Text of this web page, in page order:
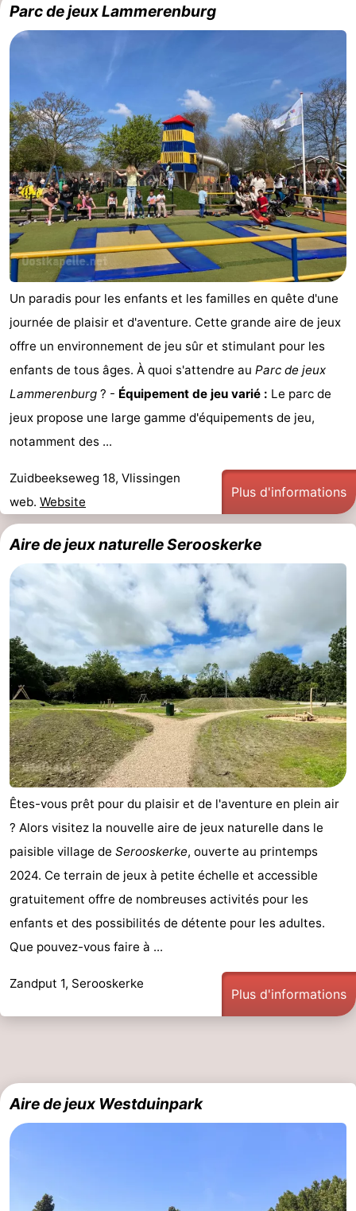
Parc de jeux Lammerenburg
Un paradis pour les enfants et les familles en quête d'une
journée de plaisir et d'aventure. Cette grande aire de jeux
offre un environnement de jeu sûr et stimulant pour les
enfants de tous âges. À quoi s'attendre au Parc de jeux
Lammerenburg ? - Équipement de jeu varié : Le parc de
jeux propose une large gamme d'équipements de jeu,
notamment des ...
Zuidbeekseweg 18, Vlissingen
web. Website
Plus d'informations
Aire de jeux naturelle Serooskerke
Êtes-vous prêt pour du plaisir et de l'aventure en plein air
? Alors visitez la nouvelle aire de jeux naturelle dans le
paisible village de Serooskerke, ouverte au printemps
2024. Ce terrain de jeux à petite échelle et accessible
gratuitement offre de nombreuses activités pour les
enfants et des possibilités de détente pour les adultes.
Que pouvez-vous faire à ...
Zandput 1, Serooskerke
Plus d'informations
Aire de jeux Westduinpark